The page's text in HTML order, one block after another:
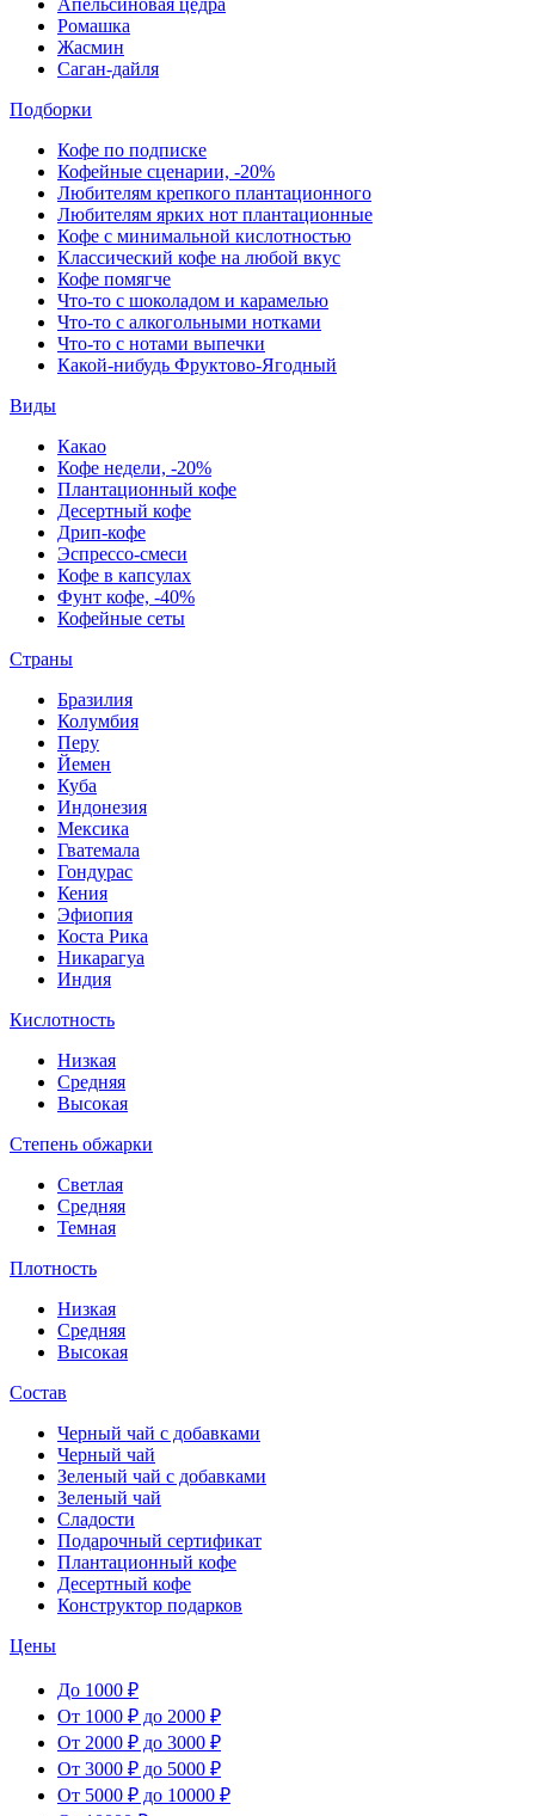
Апельсиновая цедра
Ромашка
Жасмин
Саган-дайля
Подборки
Кофе по подписке
Кофейные сценарии, -20%
Любителям крепкого плантационного
Любителям ярких нот плантационные
Кофе с минимальной кислотностью
Классический кофе на любой вкус
Кофе помягче
Что-то с шоколадом и карамелью
Что-то с алкогольными нотками
Что-то с нотами выпечки
Какой-нибудь Фруктово-Ягодный
Виды
Какао
Кофе недели, -20%
Плантационный кофе
Десертный кофе
Дрип-кофе
Эспрессо-смеси
Кофе в капсулах
Фунт кофе, -40%
Кофейные сеты
Страны
Бразилия
Колумбия
Перу
Йемен
Куба
Индонезия
Мексика
Гватемала
Гондурас
Кения
Эфиопия
Коста Рика
Никарагуа
Индия
Кислотность
Низкая
Средняя
Высокая
Степень обжарки
Светлая
Средняя
Темная
Плотность
Низкая
Средняя
Высокая
Состав
Черный чай с добавками
Черный чай
Зеленый чай с добавками
Зеленый чай
Сладости
Подарочный сертификат
Плантационный кофе
Десертный кофе
Конструктор подарков
Цены
До 1000 ₽
От 1000 ₽ до 2000 ₽
От 2000 ₽ до 3000 ₽
От 3000 ₽ до 5000 ₽
От 5000 ₽ до 10000 ₽